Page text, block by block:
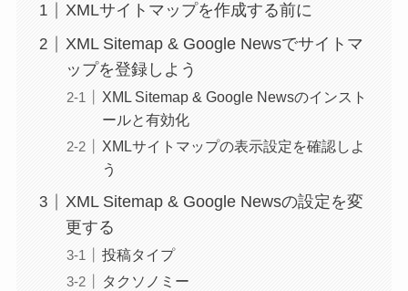
XMLサイトマップを作成する前に
XML Sitemap & Google Newsでサイトマ
ップを登録しよう
XML Sitemap & Google Newsのインスト
ールと有効化
XMLサイトマップの表示設定を確認しよ
う
XML Sitemap & Google Newsの設定を変
更する
投稿タイプ
タクソノミー